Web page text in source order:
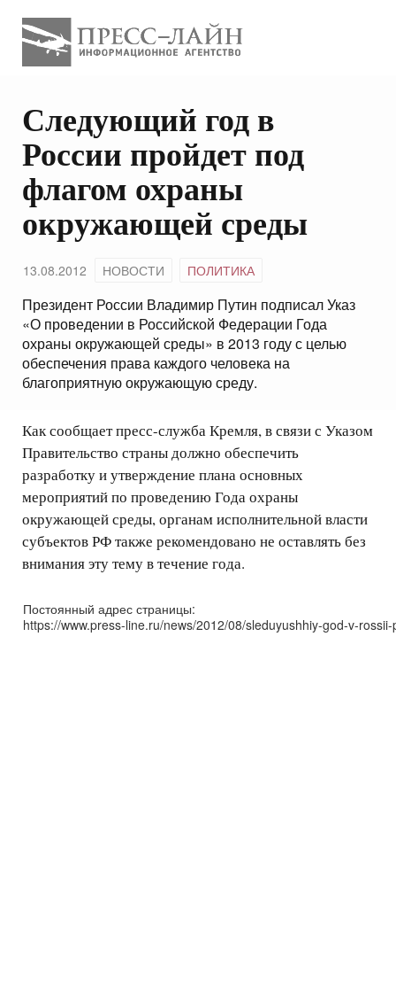
Следующий год в
России пройдет под
флагом охраны
окружающей среды
13.08.2012 НОВОСТИ ПОЛИТИКА
Президент России Владимир Путин подписалУказ
«О проведении в Российской Федерации Года
охраны окружающей среды» в 2013 году с целью
обеспечения права каждого человека на
благоприятную окружающую среду.
Как сообщает пресс-служба Кремля, в связи с Указом
Правительство страны должно обеспечить
разработку и утверждение плана основных
мероприятий по проведению Года охраны
окружающей среды, органам исполнительной власти
субъектов РФ также рекомендовано не оставлять без
внимания эту тему в течение года.
Постоянный адрес страницы:
https://www.press-line.ru/news/2012/08/sleduyushhiy-god-v-